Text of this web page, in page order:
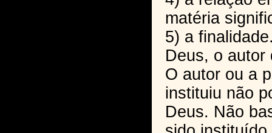
matéria
5) a
Deus, o autor
O autor ou a
instituiu não
Deus. Não